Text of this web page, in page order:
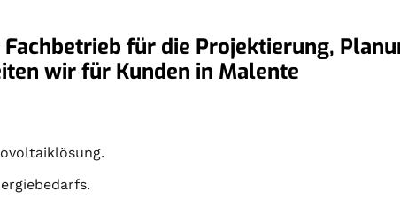
für die Projektierung,
wir für Kunden in Malente